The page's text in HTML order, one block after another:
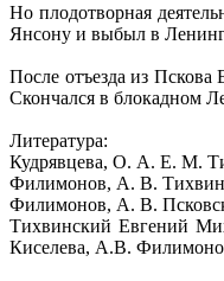
Но плодотворная
Янсону и выбыл в
После отъезда из
Скончался в блокадном
Литература:
Кудрявцева, О. А. Е. М.
Филимонов, А. В.
Филимонов, А. В.
Тихвинский Евгений
Киселева, А.В.